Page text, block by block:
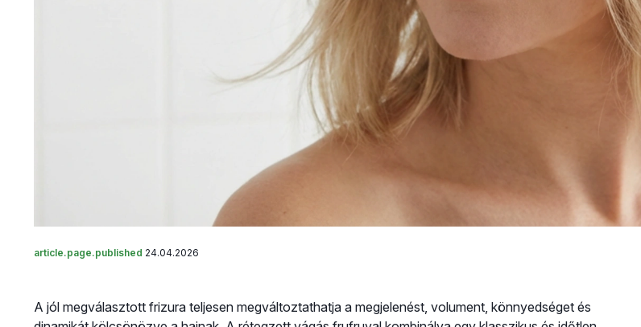
article.page.published 24.04.2026
A jól megválasztott frizura teljesen megváltoztathatja a megjelenést, volument, könnyedséget és